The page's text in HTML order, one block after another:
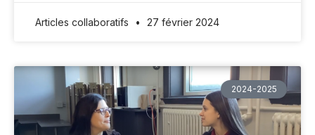
Articles collaboratifs 27 février 2024
2024-2025